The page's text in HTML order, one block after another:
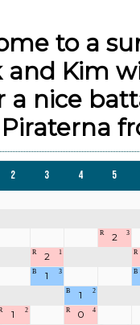
to a
and Kim
a nice
2 3 4 5
R 2 3
R 2 1 R
B 1 3 B
B 1 2
1 2 R 0 4